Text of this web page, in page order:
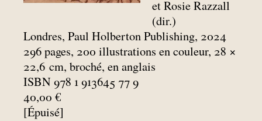
et Rosie Razzall
(dir.)
Londres, Paul Holberton Publishing, 2024
296 pages, 200 illustrations en couleur, 28 ×
22,6 cm, broché, en anglais
ISBN 978 1 913645 77 9
40,00 €
[Épuisé]